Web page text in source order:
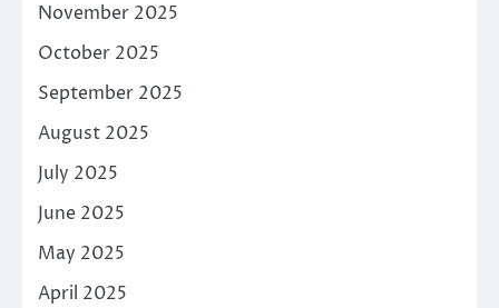
November 2025
October 2025
September 2025
August 2025
July 2025
June 2025
May 2025
April 2025